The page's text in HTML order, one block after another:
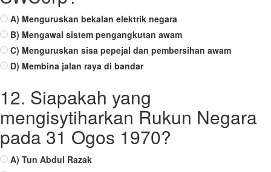
A) Menguruskan bekalan elektrik negara
B) Mengawal sistem pengangkutan awam
C) Menguruskan sisa pepejal dan pembersihan awam
D) Membina jalan raya di bandar
12. Siapakah yang
mengisytiharkan Rukun Negara
pada 31 Ogos 1970?
A) Tun Abdul Razak